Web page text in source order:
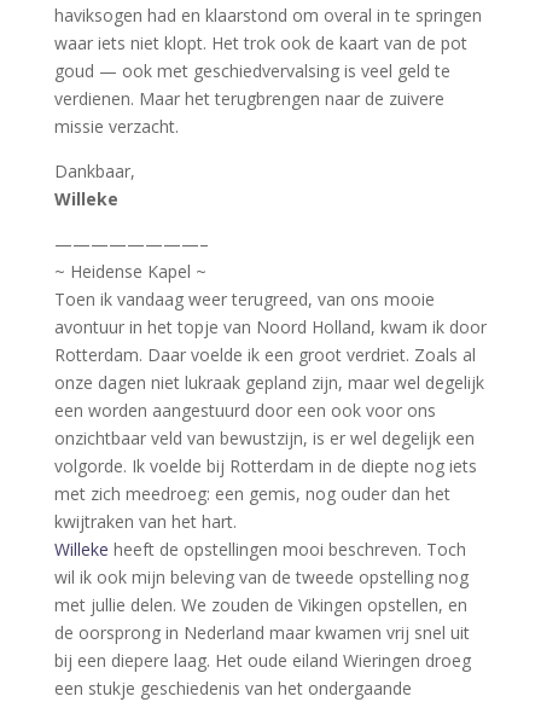
haviksogen had en klaarstond om overal in te springen
waar iets niet klopt. Het trok ook de kaart van de pot
goud — ook met geschiedvervalsing is veel geld te
verdienen. Maar het terugbrengen naar de zuivere
missie verzacht.
Dankbaar,
Willeke
————————–
~ Heidense Kapel ~
Toen ik vandaag weer terugreed, van ons mooie
avontuur in het topje van Noord Holland, kwam ik door
Rotterdam. Daar voelde ik een groot verdriet. Zoals al
onze dagen niet lukraak gepland zijn, maar wel degelijk
een worden aangestuurd door een ook voor ons
onzichtbaar veld van bewustzijn, is er wel degelijk een
volgorde. Ik voelde bij Rotterdam in de diepte nog iets
met zich meedroeg: een gemis, nog ouder dan het
kwijtraken van het hart.
Willeke heeft de opstellingen mooi beschreven. Toch
wil ik ook mijn beleving van de tweede opstelling nog
met jullie delen. We zouden de Vikingen opstellen, en
de oorsprong in Nederland maar kwamen vrij snel uit
bij een diepere laag. Het oude eiland Wieringen droeg
een stukje geschiedenis van het ondergaande